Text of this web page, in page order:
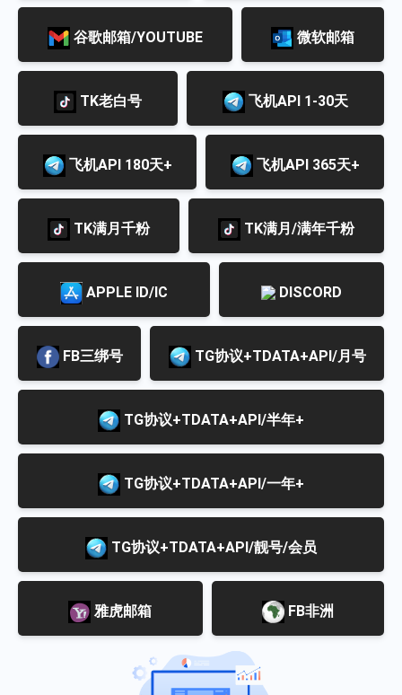
谷歌邮箱/YOUTUBE 微软邮箱
TK老白号 飞机API 1-30天
飞机API 180天+ 飞机API 365天+
TK满月千粉 TK满月/满年千粉
APPLE ID/IC DISCORD
FB三绑号 TG协议+TDATA+API/月号
TG协议+TDATA+API/半年+
TG协议+TDATA+API/一年+
TG协议+TDATA+API/靓号/会员
雅虎邮箱 FB非洲